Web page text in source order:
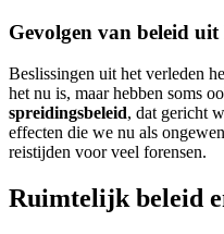
Gevolgen van beleid uit
Beslissingen uit het verleden
het nu is, maar hebben soms
spreidingsbeleid, dat gericht
effecten die we nu als
reistijden voor veel forensen.
Ruimtelijk beleid